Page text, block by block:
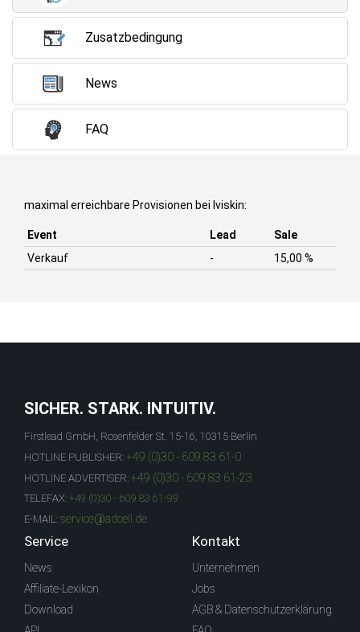
Zusatzbedingung
News
FAQ
maximal erreichbare Provisionen bei Iviskin:
Event Lead
Sale
Verkauf
- 15,00 %
SICHER. STARK. INTUITIV.
Firstlead GmbH, Rosenfelder St. 15-16, 10315 Berlin
HOTLINE PUBLISHER: +49 (0)30 - 609 83 61-0
HOTLINE ADVERTISER: +49 (0)30 - 609 83 61-23
TELEFAX: +49 (0)30 - 609 83 61-99
E-MAIL: service@adcell.de
Service
News
Affiliate-Lexikon
Download
Kontakt
Unternehmen
Jobs
AGB & Datenschutzerklärung